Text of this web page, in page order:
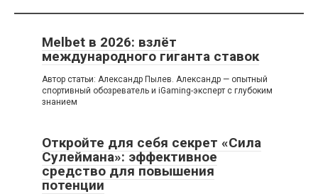
Melbet в 2026: взлёт
международного гиганта ставок
Автор статьи: Александр Пылев. Александр — опытный
спортивный обозреватель и iGaming-эксперт с глубоким
знанием
Откройте для себя секрет «Сила
Сулеймана»: эффективное
средство для повышения
потенции